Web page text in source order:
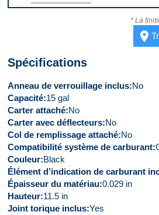
Devant
* La
place
Spécifications
Anneau de verrouillage inclus No
Capacité 15 gal
Carter attaché No
Carter avec déflecteurs No
Col de remplissage attaché No
Compatibilité système de carburant
Couleur Black
Élément d’indication de carburant
Épaisseur du matériau 0.029 in
Hauteur 11.5 in
Joint torique inclus Yes